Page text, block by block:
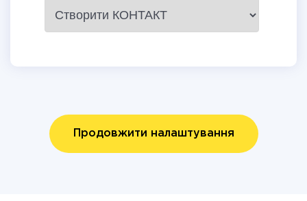
Продовжити налаштування